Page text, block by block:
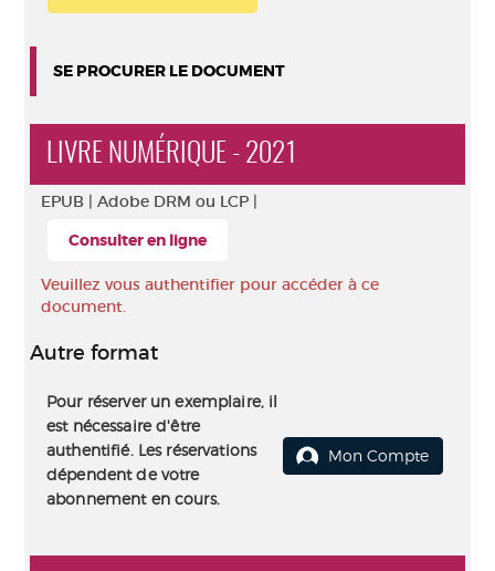
SE PROCURER LE DOCUMENT
LIVRE NUMÉRIQUE - 2021
EPUB | Adobe DRM ou LCP |
Consulter en ligne
Veuillez vous authentifier pour accéder à ce
document.
Autre format
Pour réserver un exemplaire, il
est nécessaire d'être
authentifié. Les réservations
dépendent de votre
abonnement en cours.
Mon Compte